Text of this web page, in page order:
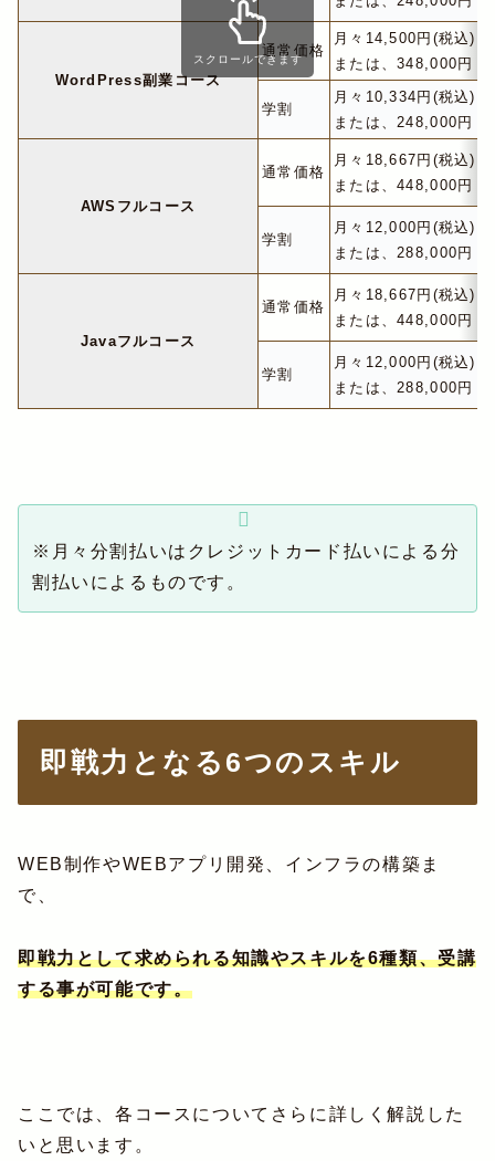
WordPress副業コース
通常価格
月々14,500円(税込)～
または、348,000円 (
学割
月々10,334円(税込)～
または、248,000円 (
AWSフルコース
通常価格
月々18,667円(税込)～
または、448,000円 (
学割
月々12,000円(税込)～
または、288,000円 (
Javaフルコース
通常価格
月々18,667円(税込)～
または、448,000円 (
学割
月々12,000円(税込)～
または、288,000円 (
スクロールできます
※月々分割払いはクレジットカード払いによる分
割払いによるものです。
即戦力となる6つのスキル
WEB制作やWEBアプリ開発、インフラの構築ま
で、
即戦力として求められる知識やスキルを6種類、受講
する事が可能です。
ここでは、各コースについてさらに詳しく解説した
いと思います。